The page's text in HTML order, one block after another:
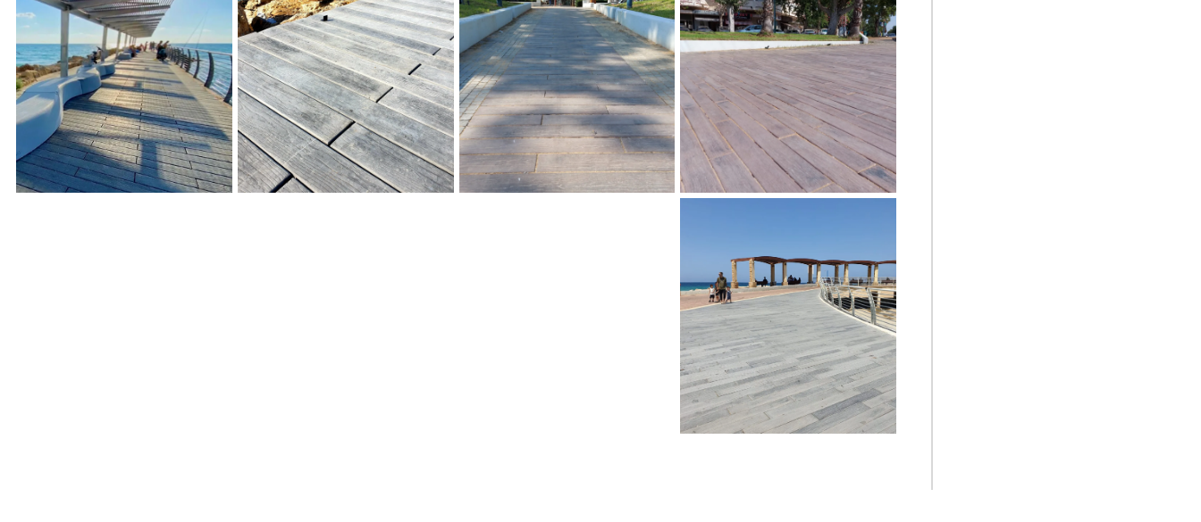
ריצוף אקרדק, כיכר אוסישקין
רמת השרון
ריצוף אקרדק, כיכר אוסישקין
רמת השרון
אקרדק - ריצוף דֵּק דמוי עץ
מבטון, טיילת שפך הגעתון
נהריה , אדריכלות נוף מילר
בלום תכנון סביבתי
אקרדק - ריצוף דֵּק דמוי עץ
מבטון, טיילת נהריה , אדריכלות
נוף מילר בלום תכנון סביבתי
אקרדק - ריצוף דֵּק דמוי עץ
מבטון, טיילת נהריה , אדריכלות
נוף מילר בלום תכנון סביבתי